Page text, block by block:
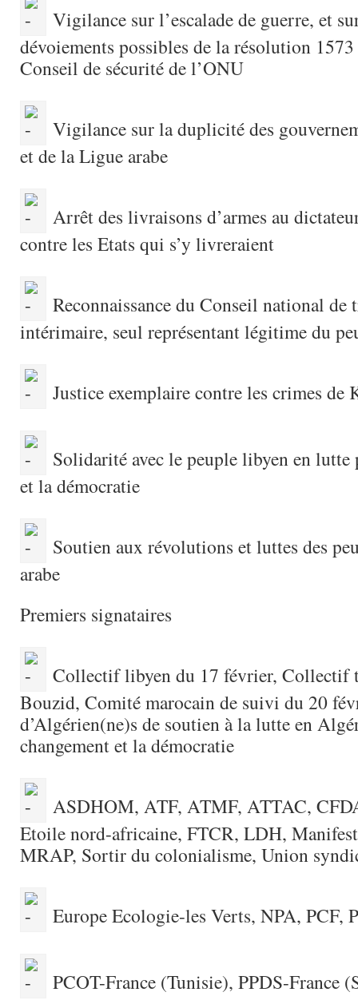
Vigilance sur l’escalade de guerre, et
dévoiements possibles de la résolution
Conseil de sécurité de l’ONU
Vigilance sur la duplicité des
et de la Ligue arabe
Arrêt des livraisons d’armes au
contre les Etats qui s’y livreraient
Reconnaissance du Conseil national de
intérimaire, seul représentant légitime du
Justice exemplaire contre les crimes de
Solidarité avec le peuple libyen en
et la démocratie
Soutien aux révolutions et luttes des
arabe
Premiers signataires
Collectif libyen du 17 février, Collectif
Bouzid, Comité marocain de suivi du 20
d’Algérien(ne)s de soutien à la lutte en
changement et la démocratie
ASDHOM, ATF, ATMF, ATTAC,
Etoile nord-africaine, FTCR, LDH,
MRAP, Sortir du colonialisme, Union
Europe Ecologie-les Verts, NPA, PCF,
PCOT-France (Tunisie), PPDS-France